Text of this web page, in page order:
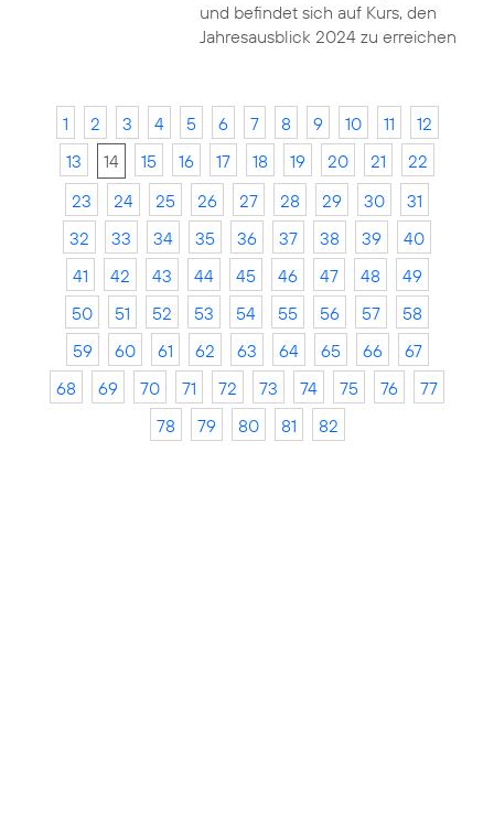
und befindet sich auf Kurs, den
Jahresausblick 2024 zu erreichen
1 2 3 4 5 6 7 8 9 10 11
12
13
14 15 16 17 18 19 20 21
22
23
24 25 26 27 28 29 30
31
32
33 34 35 36 37 38 39
40
41
42 43 44 45 46 47 48
49
50
51 52 53 54 55 56 57
58
59
60 61 62 63 64 65 66
67
68
69 70 71 72 73 74 75 76
77
78
79 80 81 82